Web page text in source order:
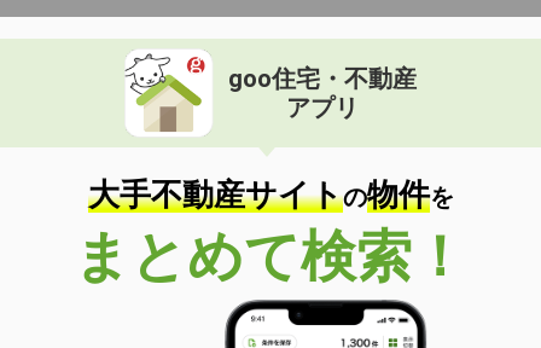
goo住宅・不動産
アプリ
大手不動産サイトの物件を
まとめて検索！